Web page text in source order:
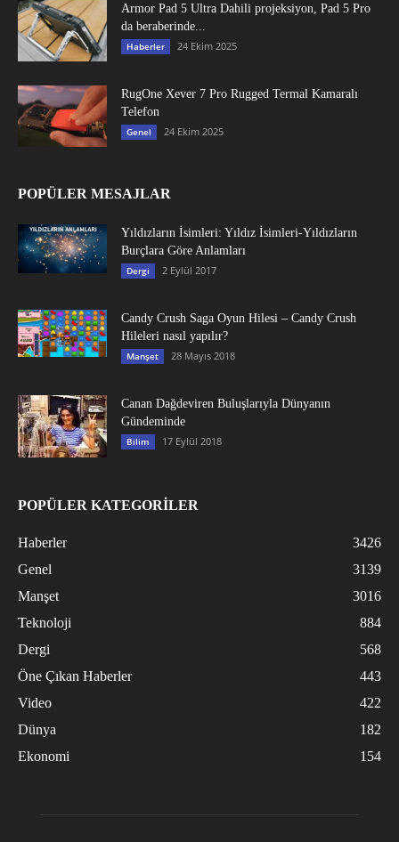
Armor Pad 5 Ultra Dahili projeksiyon, Pad 5 Pro
da beraberinde...
Haberler 24 Ekim 2025
RugOne Xever 7 Pro Rugged Termal Kamaralı
Telefon
Genel 24 Ekim 2025
POPÜLER MESAJLAR
Yıldızların İsimleri: Yıldız İsimleri-Yıldızların
Burçlara Göre Anlamları
Dergi 2 Eylül 2017
Candy Crush Saga Oyun Hilesi – Candy Crush
Hileleri nasıl yapılır?
Manşet 28 Mayıs 2018
Canan Dağdeviren Buluşlarıyla Dünyanın
Gündeminde
Bilim 17 Eylül 2018
POPÜLER KATEGORİLER
Haberler
3426
Genel
3139
Manşet
3016
Teknoloji
884
Dergi
568
Öne Çıkan Haberler
443
Video
422
Dünya
182
Ekonomi
154